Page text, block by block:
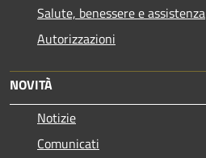
Salute, benessere e assistenza
Autorizzazioni
NOVITÀ
Notizie
Comunicati